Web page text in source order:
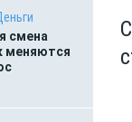
смена
меняются